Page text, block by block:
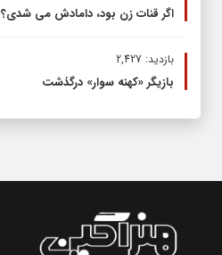
اگر قنات زن بود، دامادش می شدی؟
بازدید: 2,427
بازیگر «کهنه سوار» درگذشت